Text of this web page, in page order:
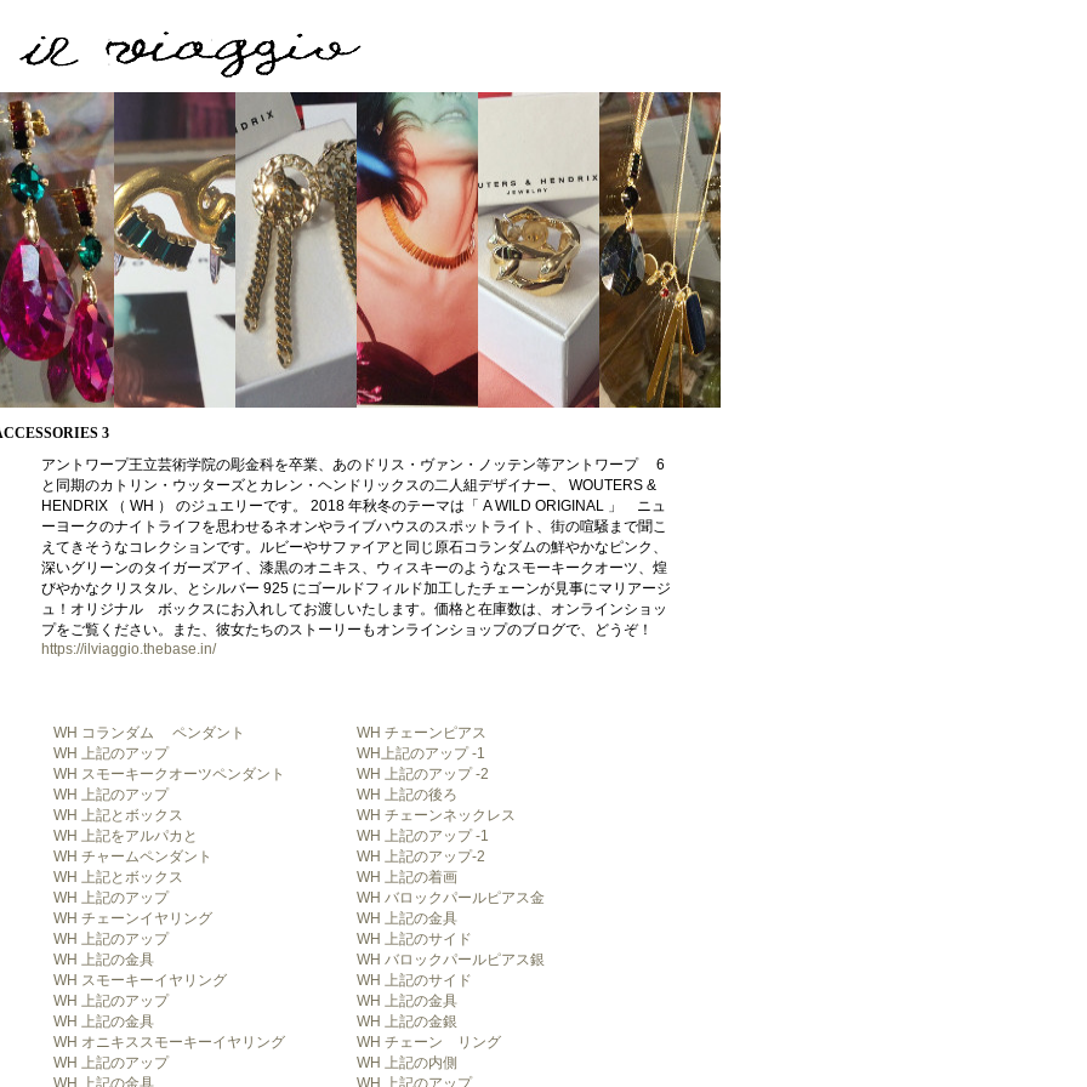
3
アントワープ王立芸術学院の彫金科を卒業、あのドリス・ヴァン・ノッテン等アントワープ 6
と同期のカトリン・ウッターズとカレン・ヘンドリックスの二人組デザイナー、 WOUTERS &
HENDRIX （ WH ） のジュエリーです。 2018 年秋冬のテーマは「 A WILD ORIGINAL 」 ニュ
ーヨークのナイトライフを思わせるネオンやライブハウスのスポットライト、街の喧騒まで聞こ
えてきそうなコレクションです。ルビーやサファイアと同じ原石コランダムの鮮やかなピンク、
深いグリーンのタイガーズアイ、漆黒のオニキス、ウィスキーのようなスモーキークオーツ、煌
びやかなクリスタル、とシルバー 925 にゴールドフィルド加工したチェーンが見事にマリアージ
ュ！オリジナル ボックスにお入れしてお渡しいたします。価格と在庫数は、オンラインショッ
プをご覧ください。また、彼女たちのストーリーもオンラインショップのブログで、どうぞ！
https://ilviaggio.thebase.in/
WH コランダム ペンダント
WH チェーンピアス
WH 上記のアップ
WH上記のアップ -1
WH スモーキークオーツペンダント
WH 上記のアップ -2
WH 上記のアップ
WH 上記の後ろ
WH 上記とボックス
WH チェーンネックレス
WH 上記をアルパカと
WH 上記のアップ -1
WH チャームペンダント
WH 上記のアップ-2
WH 上記とボックス
WH 上記の着画
WH 上記のアップ
WH バロックパールピアス金
WH チェーンイヤリング
WH 上記の金具
WH 上記のアップ
WH 上記のサイド
WH 上記の金具
WH バロックパールピアス銀
WH スモーキーイヤリング
WH 上記のサイド
WH 上記のアップ
WH 上記の金具
WH 上記の金具
WH 上記の金銀
WH オニキススモーキーイヤリング
WH チェーン リング
WH 上記のアップ
WH 上記の内側
WH 上記の金具
WH 上記のアップ